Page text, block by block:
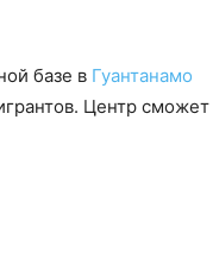
базе в Гуантанамо
Центр сможет